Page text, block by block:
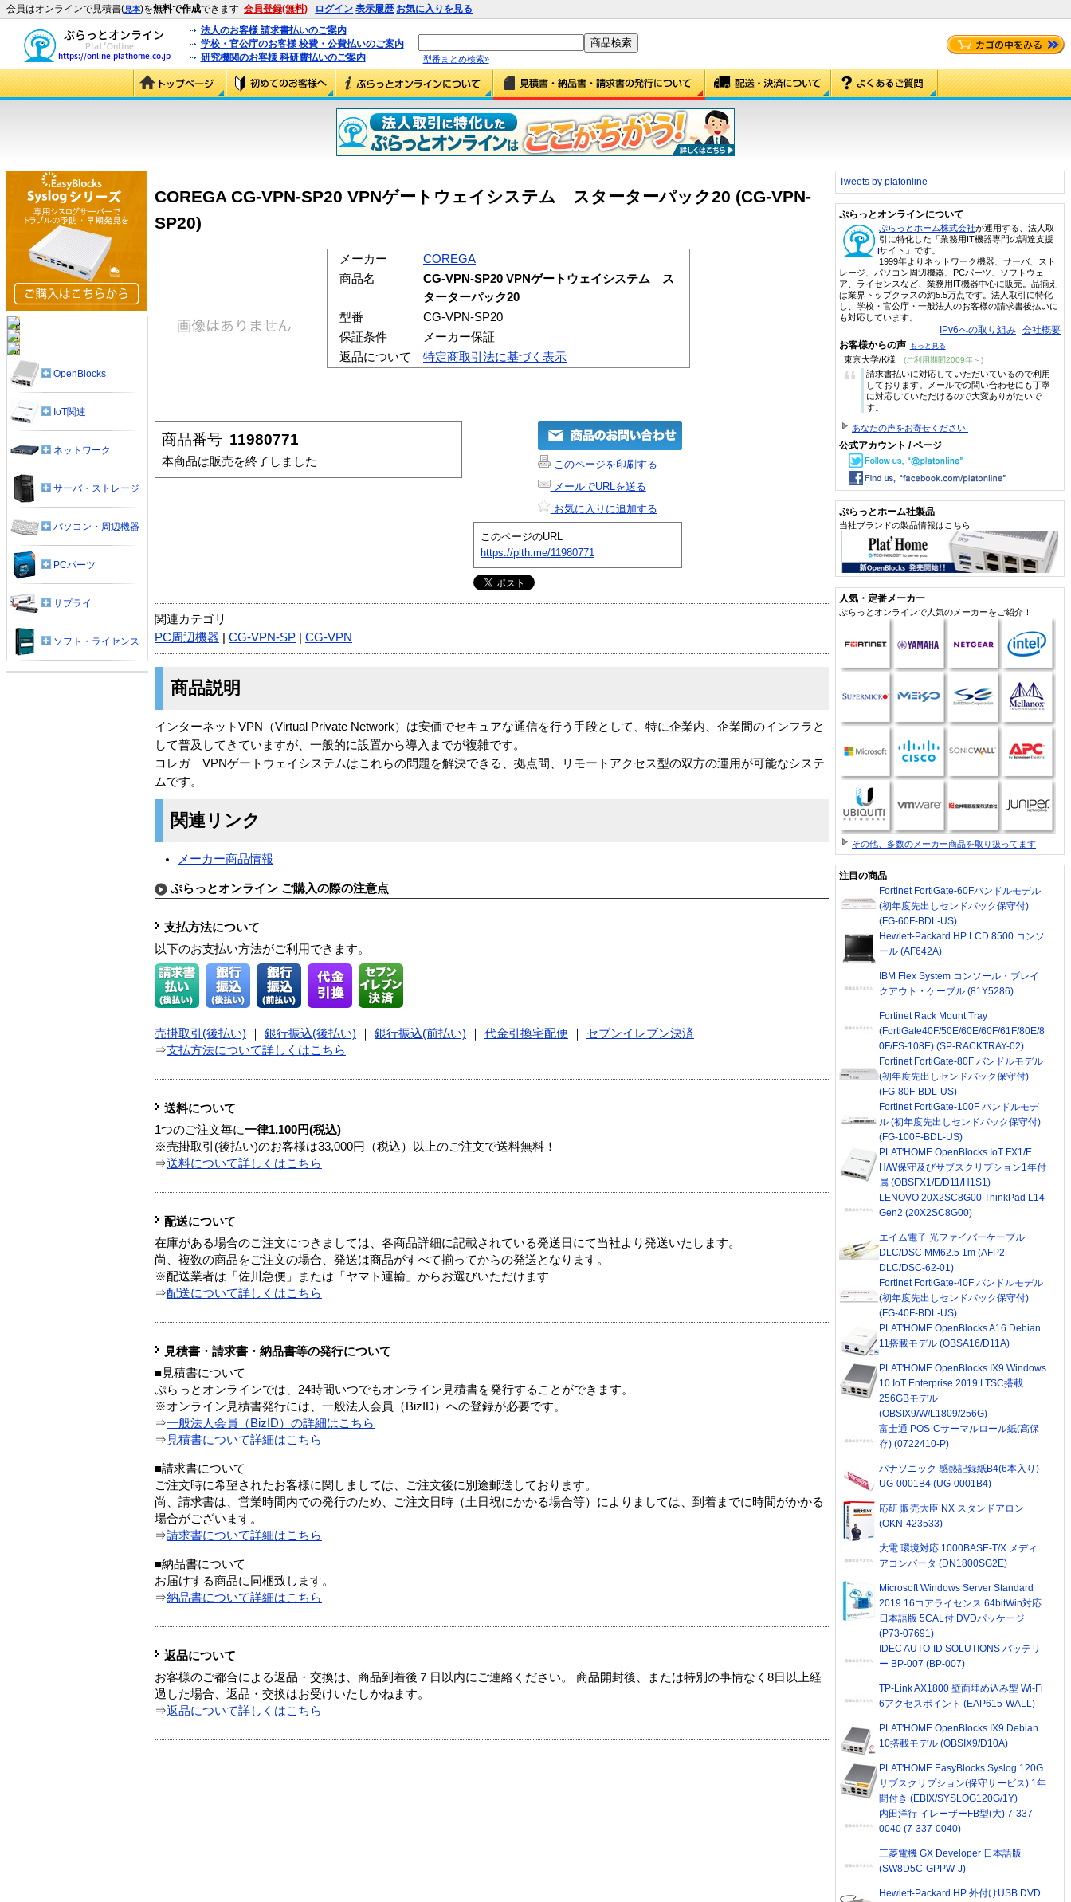
会員はオンラインで見積書(見本)を無料で作成できます 会員登録(無料) ログイン 表示履歴 お気に入りを見る
法人のお客様 請求書払いのご案内
学校・官公庁のお客様 校費・公費払いのご案内
研究機関のお客様 科研費払いのご案内
型番まとめ検索»
COREGA CG-VPN-SP20 VPNゲートウェイシステム スターターパック20 (CG-VPN-
SP20)
メーカー
COREGA
商品名
CG-VPN-SP20 VPNゲートウェイシステム ス
ターターパック20
型番
CG-VPN-SP20
保証条件
メーカー保証
返品について
特定商取引法に基づく表示
商品番号 11980771
本商品は販売を終了しました
このページを印刷する
メールでURLを送る
お気に入りに追加する
このページのURL
https://plth.me/11980771
関連カテゴリ
PC周辺機器
CG-VPN-SP CG-VPN
商品説明
インターネットVPN（Virtual Private Network）は安価でセキュアな通信を行う手段として、特に企業内、企業間のインフラと
して普及してきていますが、一般的に設置から導入までが複雑です。
コレガ VPNゲートウェイシステムはこれらの問題を解決できる、拠点間、リモートアクセス型の双方の運用が可能なシステ
ムです。
関連リンク
メーカー商品情報
ぷらっとオンライン ご購入の際の注意点
支払方法について
以下のお支払い方法がご利用できます。
売掛取引(後払い) 銀行振込(後払い) 銀行振込(前払い) 代金引換宅配便
セブンイレブン決済
⇒支払方法について詳しくはこちら
送料について
1つのご注文毎に一律1,100円(税込)
※売掛取引(後払い)のお客様は33,000円（税込）以上のご注文で送料無料！
⇒送料について詳しくはこちら
配送について
在庫がある場合のご注文につきましては、各商品詳細に記載されている発送日にて当社より発送いたします。
尚、複数の商品をご注文の場合、発送は商品がすべて揃ってからの発送となります。
※配送業者は「佐川急便」または「ヤマト運輸」からお選びいただけます
⇒配送について詳しくはこちら
見積書・請求書・納品書等の発行について
■見積書について
ぷらっとオンラインでは、24時間いつでもオンライン見積書を発行することができます。
※オンライン見積書発行には、一般法人会員（BizID）への登録が必要です。
⇒一般法人会員（BizID）の詳細はこちら
⇒ 見積書について詳細はこちら
■請求書について
ご注文時に希望されたお客様に関しましては、ご注文後に別途郵送しております。
尚、請求書は、営業時間内での発行のため、ご注文日時（土日祝にかかる場合等）によりましては、到着までに時間がかかる
場合がございます。
⇒請求書について詳細はこちら
■納品書について
お届けする商品に同梱致します。
⇒納品書について詳細はこちら
返品について
お客様のご都合による返品・交換は、商品到着後７日以内にご連絡ください。 商品開封後、または特別の事情なく8日以上経
過した場合、返品・交換はお受けいたしかねます。
⇒返品について詳しくはこちら
OpenBlocks
IoT関連
ネットワーク
サーバ・ストレージ
パソコン・周辺機器
PCパーツ
サプライ
ソフト・ライセンス
Tweets by platonline
ぷらっとオンラインについて
ぷらっとホーム株式会社が運用する、法人取
引に特化した「業務用IT機器専門の調達支援
サイト」です。
1999年よりネットワーク機器、サーバ、スト
レージ、パソコン周辺機器、PCパーツ、ソフトウェ
ア、ライセンスなど、業務用IT機器中心に販売。品揃え
は業界トップクラスの約5.5万点です。法人取引に特化
し、学校・官公庁・一般法人のお客様の請求書後払いに
も対応しています。
IPv6への取り組み 会社概要
お客様からの声 もっと見る
東京大学/K様 (ご利用期間2009年～)
“
請求書払いに対応していただいているので利用
しております。メールでの問い合わせにも丁寧
に対応していただけるので大変ありがたいで
す。
あなたの声をお寄せください!
公式アカウント / ページ
ぷらっとホーム社製品
当社ブランドの製品情報はこちら
人気・定番メーカー
ぷらっとオンラインで人気のメーカーをご紹介！
その他、多数のメーカー商品を取り扱ってます
注目の商品
Fortinet FortiGate-60Fバンドルモデル
(初年度先出しセンドバック保守付)
(FG-60F-BDL-US)
Hewlett-Packard HP LCD 8500 コンソ
ール (AF642A)
IBM Flex System コンソール・ブレイ
クアウト・ケーブル (81Y5286)
Fortinet Rack Mount Tray
(FortiGate40F/50E/60E/60F/61F/80E/8
0F/FS-108E) (SP-RACKTRAY-02)
Fortinet FortiGate-80F バンドルモデル
(初年度先出しセンドバック保守付)
(FG-80F-BDL-US)
Fortinet FortiGate-100F バンドルモデ
ル (初年度先出しセンドバック保守付)
(FG-100F-BDL-US)
PLAT'HOME OpenBlocks IoT FX1/E
H/W保守及びサブスクリプション1年付
属 (OBSFX1/E/D11/H1S1)
LENOVO 20X2SC8G00 ThinkPad L14
Gen2 (20X2SC8G00)
エイム電子 光ファイバーケーブル
DLC/DSC MM62.5 1m (AFP2-
DLC/DSC-62-01)
Fortinet FortiGate-40F バンドルモデル
(初年度先出しセンドバック保守付)
(FG-40F-BDL-US)
PLAT'HOME OpenBlocks A16 Debian
11搭載モデル (OBSA16/D11A)
PLAT'HOME OpenBlocks IX9 Windows
10 IoT Enterprise 2019 LTSC搭載
256GBモデル
(OBSIX9/W/L1809/256G)
富士通 POS-Cサーマルロール紙(高保
存) (0722410-P)
パナソニック 感熱記録紙B4(6本入り)
UG-0001B4 (UG-0001B4)
応研 販売大臣 NX スタンドアロン
(OKN-423533)
大電 環境対応 1000BASE-T/X メディ
アコンバータ (DN1800SG2E)
Microsoft Windows Server Standard
2019 16コアライセンス 64bitWin対応
日本語版 5CAL付 DVDパッケージ
(P73-07691)
IDEC AUTO-ID SOLUTIONS バッテリ
ー BP-007 (BP-007)
TP-Link AX1800 壁面埋め込み型 Wi-Fi
6アクセスポイント (EAP615-WALL)
PLAT'HOME OpenBlocks IX9 Debian
10搭載モデル (OBSIX9/D10A)
PLAT'HOME EasyBlocks Syslog 120G
サブスクリプション(保守サービス) 1年
間付き (EBIX/SYSLOG120G/1Y)
内田洋行 イレーザーFB型(大) 7-337-
0040 (7-337-0040)
三菱電機 GX Developer 日本語版
(SW8D5C-GPPW-J)
Hewlett-Packard HP 外付けUSB DVD